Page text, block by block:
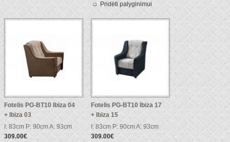
Pridėti palyginimui
Fotelis PG-BT10 Ibiza 04
+ Ibiza 03
I: 83cm P: 90cm A: 93cm
309.00€
Fotelis PG-BT10 Ibiza 17
+ Ibiza 15
I: 83cm P: 90cm A: 93cm
309.00€